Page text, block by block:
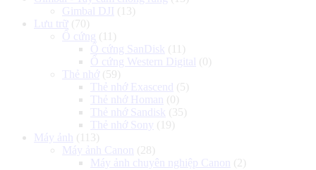
Gimbal DJI (13)
Lưu trữ (70)
Ổ cứng (11)
Ổ cứng SanDisk (11)
Ổ cứng Western Digital (0)
Thẻ nhớ (59)
Thẻ nhớ Exascend
(5)
Thẻ nhớ Homan
(0)
Thẻ nhớ Sandisk (35)
Thẻ nhớ Sony (19)
Máy ảnh
(113)
Máy ảnh Canon
(28)
Máy ảnh chuyên nghiệp Canon
(2)